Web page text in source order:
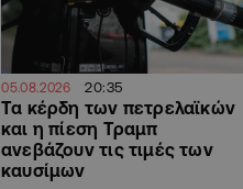
05.08.2026 20:35
Τα κέρδη των πετρελαϊκών
και η πίεση Τραμπ
ανεβάζουν τις τιμές των
καυσίμων